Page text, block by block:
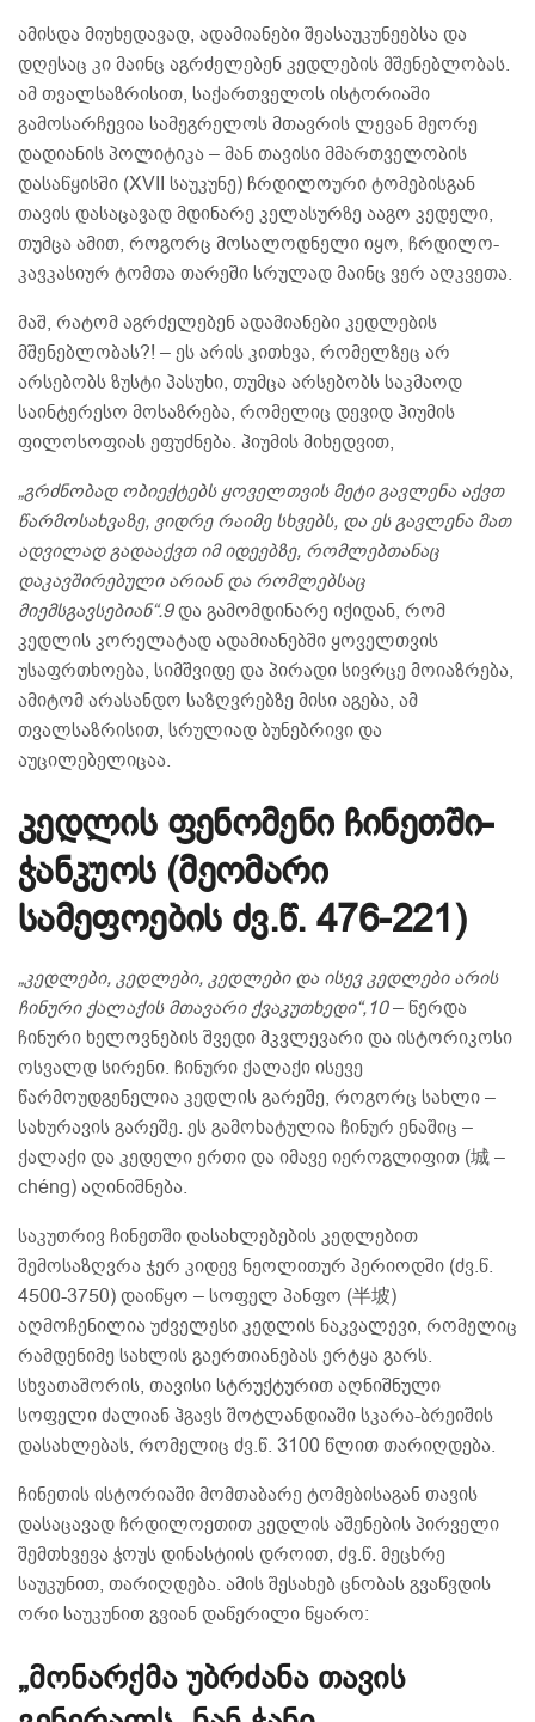
ამისდა მიუხედავად, ადამიანები შეასაუკუნეებსა და
დღესაც კი მაინც აგრძელებენ კედლების მშენებლობას.
ამ თვალსაზრისით, საქართველოს ისტორიაში
გამოსარჩევია სამეგრელოს მთავრის ლევან მეორე
დადიანის პოლიტიკა – მან თავისი მმართველობის
დასაწყისში (XVII საუკუნე) ჩრდილოური ტომებისგან
თავის დასაცავად მდინარე კელასურზე ააგო კედელი,
თუმცა ამით, როგორც მოსალოდნელი იყო, ჩრდილო-
კავკასიურ ტომთა თარეში სრულად მაინც ვერ აღკვეთა.
მაშ, რატომ აგრძელებენ ადამიანები კედლების
მშენებლობას?! – ეს არის კითხვა, რომელზეც არ
არსებობს ზუსტი პასუხი, თუმცა არსებობს საკმაოდ
საინტერესო მოსაზრება, რომელიც დევიდ ჰიუმის
ფილოსოფიას ეფუძნება. ჰიუმის მიხედვით,
„გრძნობად ობიექტებს ყოველთვის მეტი გავლენა აქვთ
წარმოსახვაზე, ვიდრე რაიმე სხვებს, და ეს გავლენა მათ
ადვილად გადააქვთ იმ იდეებზე, რომლებთანაც
დაკავშირებული არიან და რომლებსაც
მიემსგავსებიან“.9და გამომდინარე იქიდან, რომ
კედლის კორელატად ადამიანებში ყოველთვის
უსაფრთხოება, სიმშვიდე და პირადი სივრცე მოიაზრება,
ამიტომ არასანდო საზღვრებზე მისი აგება, ამ
თვალსაზრისით, სრულიად ბუნებრივი და
აუცილებელიცაა.
კედლის ფენომენი ჩინეთში-
ჭანკუოს (მეომარი
სამეფოების ძვ.წ. 476-221)
„კედლები, კედლები, კედლები და ისევ კედლები არის
ჩინური ქალაქის მთავარი ქვაკუთხედი“,10– წერდა
ჩინური ხელოვნების შვედი მკვლევარი და ისტორიკოსი
ოსვალდ სირენი. ჩინური ქალაქი ისევე
წარმოუდგენელია კედლის გარეშე, როგორც სახლი –
სახურავის გარეშე. ეს გამოხატულია ჩინურ ენაშიც –
ქალაქი და კედელი ერთი და იმავე იეროგლიფით (城 –
chéng) აღინიშნება.
საკუთრივ ჩინეთში დასახლებების კედლებით
შემოსაზღვრა ჯერ კიდევ ნეოლითურ პერიოდში (ძვ.წ.
4500-3750) დაიწყო – სოფელ პანფო (半坡)
აღმოჩენილია უძველესი კედლის ნაკვალევი, რომელიც
რამდენიმე სახლის გაერთიანებას ერტყა გარს.
სხვათაშორის, თავისი სტრუქტურით აღნიშნული
სოფელი ძალიან ჰგავს შოტლანდიაში სკარა-ბრეიშის
დასახლებას, რომელიც ძვ.წ. 3100 წლით თარიღდება.
ჩინეთის ისტორიაში მომთაბარე ტომებისაგან თავის
დასაცავად ჩრდილოეთით კედლის აშენების პირველი
შემთხვევა ჭოუს დინასტიის დროით, ძვ.წ. მეცხრე
საუკუნით, თარიღდება. ამის შესახებ ცნობას გვაწვდის
ორი საუკუნით გვიან დაწერილი წყარო:
„მონარქმა უბრძანა თავის